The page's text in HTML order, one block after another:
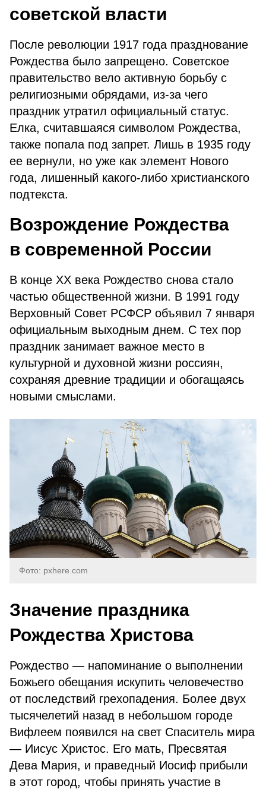
советской власти
После революции 1917 года празднование
Рождества было запрещено. Советское
правительство вело активную борьбу с
религиозными обрядами, из-за чего
праздник утратил официальный статус.
Елка, считавшаяся символом Рождества,
также попала под запрет. Лишь в 1935 году
ее вернули, но уже как элемент Нового
года, лишенный какого-либо христианского
подтекста.
Возрождение Рождества
в современной России
В конце XX века Рождество снова стало
частью общественной жизни. В 1991 году
Верховный Совет РСФСР объявил 7 января
официальным выходным днем. С тех пор
праздник занимает важное место в
культурной и духовной жизни россиян,
сохраняя древние традиции и обогащаясь
новыми смыслами.
Фото: pxhere.com
Значение праздника
Рождества Христова
Рождество — напоминание о выполнении
Божьего обещания искупить человечество
от последствий грехопадения. Более двух
тысячелетий назад в небольшом городе
Вифлеем появился на свет Спаситель мира
— Иисус Христос. Его мать, Пресвятая
Дева Мария, и праведный Иосиф прибыли
в этот город, чтобы принять участие в